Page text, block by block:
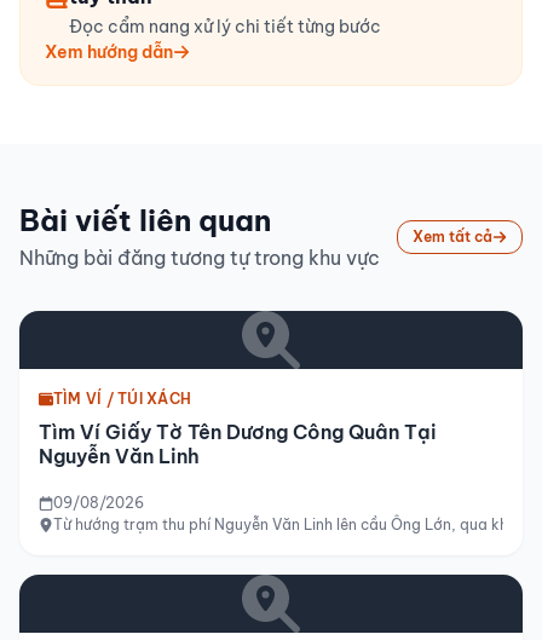
Đọc cẩm nang xử lý chi tiết từng bước
Xem hướng dẫn
Bài viết liên quan
Những bài đăng tương tự trong khu vực
Xem tất cả
TÌM VÍ / TÚI XÁCH
Tìm Ví Giấy Tờ Tên Dương Công Quân Tại
Nguyễn Văn Linh
09/08/2026
Từ hướng trạm thu phí Nguyễn Văn Linh lên cầu Ông Lớn, qua khu